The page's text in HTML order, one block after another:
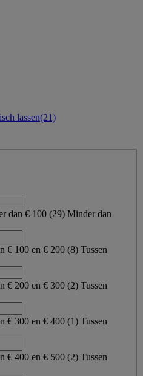
lassen(21)
dan € 100 (29) Minder dan
€ 100 en € 200 (8) Tussen
€ 200 en € 300 (2) Tussen
€ 300 en € 400 (1) Tussen
€ 400 en € 500 (2) Tussen